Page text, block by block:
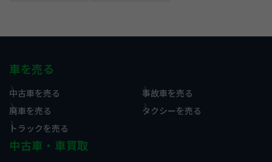
車を売る
中古車を売る
事故車を売る
廃車を売る
タクシーを売る
トラックを売る
中古車・車買取